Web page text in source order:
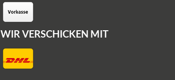
WIR VERSCHICKEN MIT